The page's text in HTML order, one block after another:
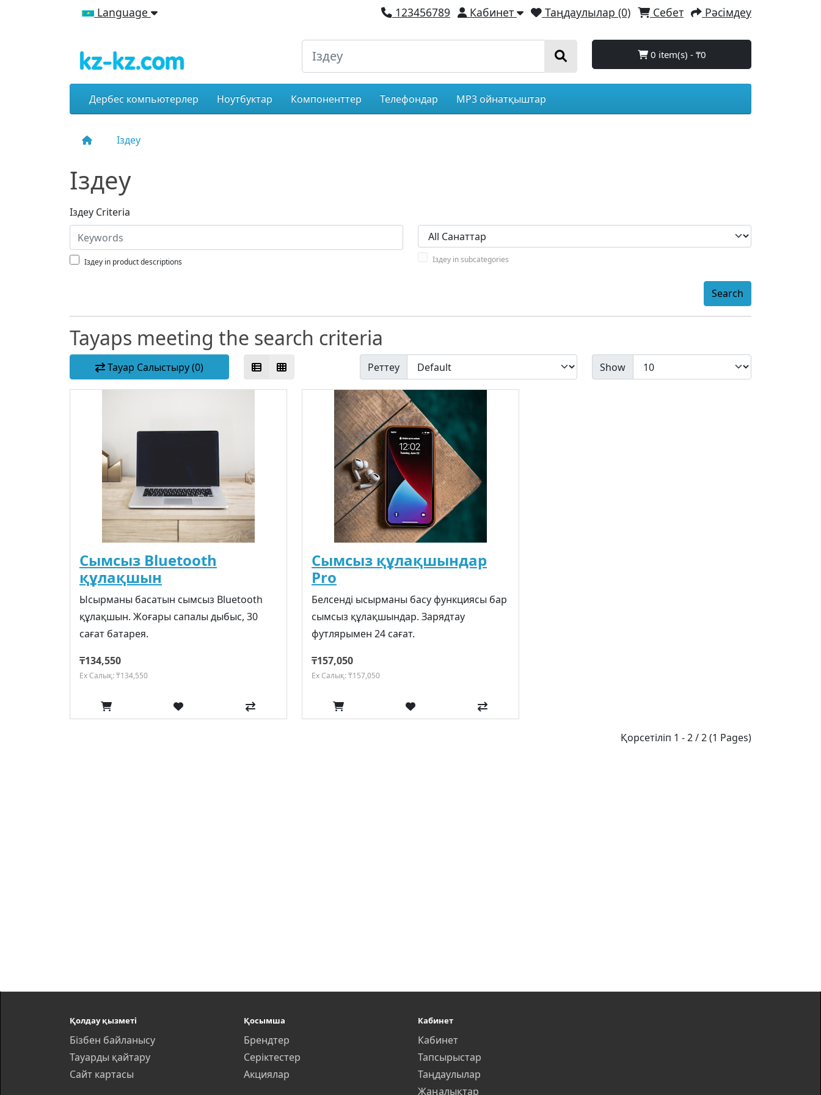
Language 123456789 Кабинет Таңдаулылар (0) Себет Рәсімдеу
0 item(s) - ₸0
Дербес компьютерлер Ноутбуктар Компоненттер Телефондар MP3 ойнатқыштар
Іздеу
Іздеу
Іздеу Criteria
Іздеу in product descriptions Іздеу in subcategories
Search
Тауарs meeting the search criteria
Тауар Салыстыру (0) Реттеу Show
Сымсыз Bluetooth
құлақшын
Ысырманы басатын сымсыз Bluetooth
құлақшын. Жоғары сапалы дыбыс, 30
сағат батарея.
₸134,550
Ex Салық: ₸134,550
Сымсыз құлақшындар
Pro
Белсенді ысырманы басу функциясы бар
сымсыз құлақшындар. Зарядтау
футлярымен 24 сағат.
₸157,050
Ex Салық: ₸157,050
Қорсетіліп 1 - 2 / 2 (1 Pages)
Қолдау қызметі
Бізбен байланысу
Тауарды қайтару
Сайт картасы
Қосымша
Брендтер
Серіктестер
Акциялар
Кабинет
Кабинет
Тапсырыстар
Таңдаулылар
Жаңалықтар